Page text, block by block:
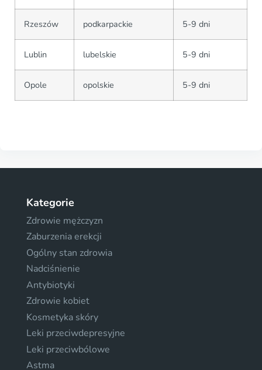
Rzeszów podkarpackie 5-9 dni
Lublin lubelskie 5-9 dni
Opole opolskie 5-9 dni
Kategorie
Zdrowie mężczyzn
Zaburzenia erekcji
Ogólny stan zdrowia
Nadciśnienie
Antybiotyki
Zdrowie kobiet
Kosmetyka skóry
Leki przeciwdepresyjne
Leki przeciwbólowe
Astma